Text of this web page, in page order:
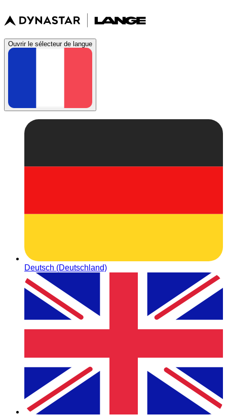
Ouvrir le sélecteur de langue
Deutsch (Deutschland)